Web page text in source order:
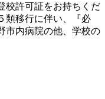
校許可証をお持ちくだ
類移行に伴い、『必
市内病院の他、学校の